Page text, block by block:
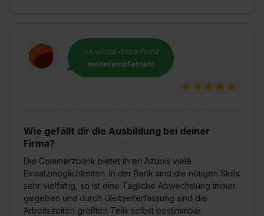
Ich würde diese Firma
weiterempfehlen!
Wie gefällt dir die Ausbildung bei deiner
Firma?
Die Commerzbank bietet ihren Azubis viele
Einsatzmöglichkeiten. In der Bank sind die nötigen Skills
sehr vielfältig, so ist eine Tägliche Abwechslung immer
gegeben und durch Gleitzeiterfassung sind die
Arbeitszeiten größten Teils selbst bestimmbar.